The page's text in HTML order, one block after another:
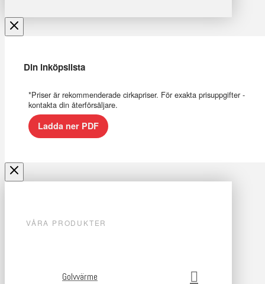
Din inköpslista
*Priser är rekommenderade cirkapriser. För exakta prisuppgifter -
kontakta din återförsäljare.
Ladda ner PDF
VÅRA PRODUKTER
Golvvärme